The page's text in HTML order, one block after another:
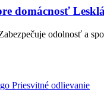
domácnosť
odolnosť a